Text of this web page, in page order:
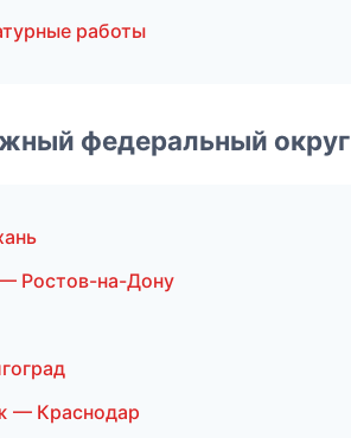
работы
федеральный округ
Ростов-на-Дону
— Краснодар